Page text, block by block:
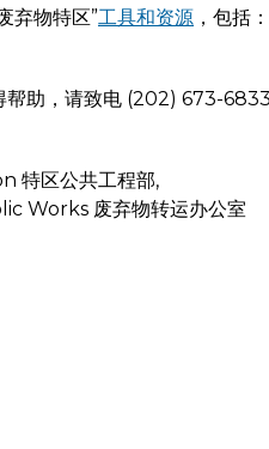
弃物特区”工具和资源 ，包括
助，请致电 (202) 673-
特区公共工程部,
Works 废弃物转运办公室